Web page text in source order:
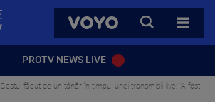
VOYO
CAUTA
TOATE
PROTV NEWS LIVE
Gestul făcut de un tânăr în timpul unei transmisii live: "A fost